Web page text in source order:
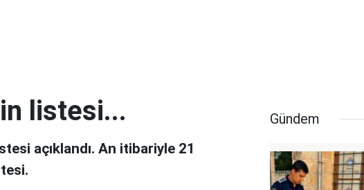
listesi...
açıklandı. An itibariyle 21
Gündem